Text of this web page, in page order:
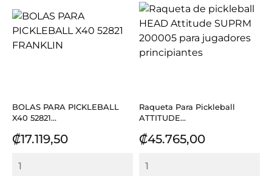
BOLAS PARA PICKLEBALL
X40 52821...
Precio
₡17.119,50
Raqueta Para Pickleball
ATTITUDE...
Precio
₡45.765,00